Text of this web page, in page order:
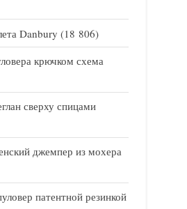
Danbury (18 806)
крючком схема
сверху спицами
джемпер из мохера
патентной резинкой